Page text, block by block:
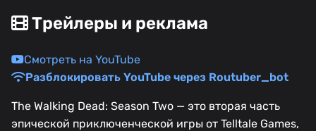
Трейлеры и реклама
Смотреть на YouTube
Разблокировать YouTube через Routuber_bot
The Walking Dead: Season Two — это вторая часть
эпической приключенческой игры от Telltale Games,